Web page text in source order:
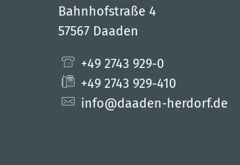
Bahnhofstraße 4
57567 Daaden
+49 2743 929-0
+49 2743 929-410
info@daaden-herdorf.de